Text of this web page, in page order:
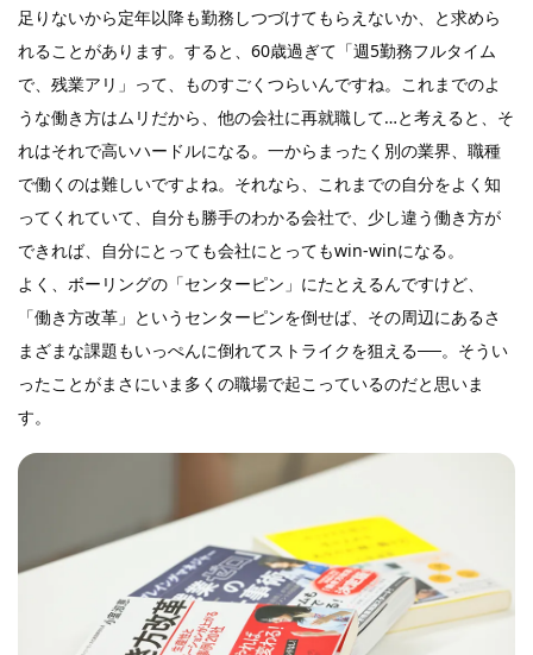
足りないから定年以降も勤務しつづけてもらえないか、と求めら
れることがあります。すると、60歳過ぎて「週5勤務フルタイム
で、残業アリ」って、ものすごくつらいんですね。これまでのよ
うな働き方はムリだから、他の会社に再就職して…と考えると、そ
れはそれで高いハードルになる。一からまったく別の業界、職種
で働くのは難しいですよね。それなら、これまでの自分をよく知
ってくれていて、自分も勝手のわかる会社で、少し違う働き方が
できれば、自分にとっても会社にとってもwin-winになる。
よく、ボーリングの「センターピン」にたとえるんですけど、
「働き方改革」というセンターピンを倒せば、その周辺にあるさ
まざまな課題もいっぺんに倒れてストライクを狙える──。そうい
ったことがまさにいま多くの職場で起こっているのだと思いま
す。